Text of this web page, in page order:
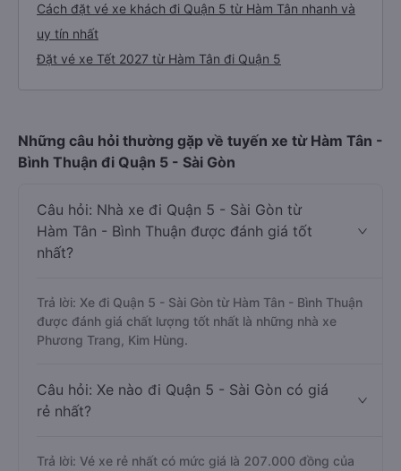
Cách đặt vé xe khách đi Quận 5 từ Hàm Tân nhanh và
uy tín nhất
Đặt vé xe Tết 2027 từ Hàm Tân đi Quận 5
Những câu hỏi thường gặp về tuyến xe từ Hàm Tân -
Bình Thuận đi Quận 5 - Sài Gòn
Câu hỏi: Nhà xe đi Quận 5 - Sài Gòn từ
Hàm Tân - Bình Thuận được đánh giá tốt
nhất?
Trả lời: Xe đi Quận 5 - Sài Gòn từ Hàm Tân - Bình Thuận
được đánh giá chất lượng tốt nhất là những nhà xe
Phương Trang, Kim Hùng.
Câu hỏi: Xe nào đi Quận 5 - Sài Gòn có giá
rẻ nhất?
Trả lời: Vé xe rẻ nhất có mức giá là 207.000 đồng của